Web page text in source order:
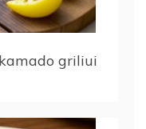
griliui